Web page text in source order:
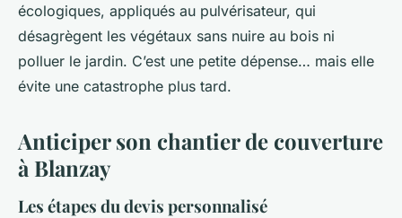
écologiques, appliqués au pulvérisateur, qui
désagrègent les végétaux sans nuire au bois ni
polluer le jardin. C’est une petite dépense… mais elle
évite une catastrophe plus tard.
Anticiper son chantier de couverture
à Blanzay
Les étapes du devis personnalisé